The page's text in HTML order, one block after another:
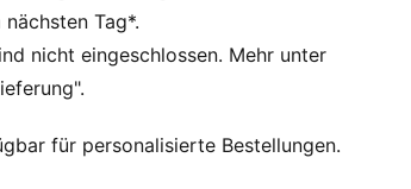
hergestellt.
Ripstop
Tag*.
nicht eingeschlossen. Mehr unter
für personalisierte Bestellungen.